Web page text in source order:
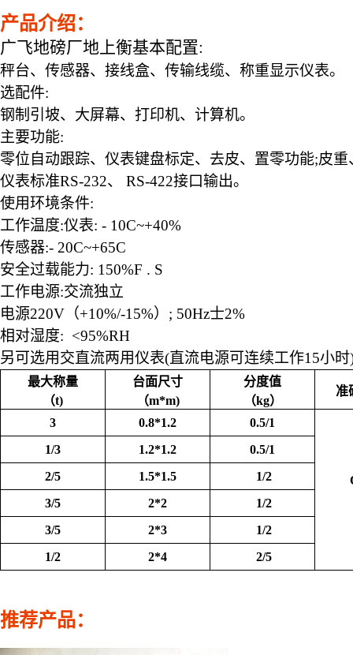
产品介绍：
广飞地磅厂地上衡基本配置:
秤台、传感器、接线盒、传输线缆、称重显示仪表。
选配件:
钢制引坡、大屏幕、打印机、计算机。
主要功能:
零位自动跟踪、仪表键盘标定、去皮、置零功能;皮重
仪表标准RS-232、 RS-422接口输出。
使用环境条件:
工作温度:仪表: - 10C~+40%
传感器:- 20C~+65C
安全过载能力: 150%F . S
工作电源:交流独立
电源220V （+10%/-15%） ; 50Hz士2%
相对湿度: <95%RH
另可选用交直流两用仪表(直流电源可连续工作15小时
最大称量
（t)
台面尺寸
（m*m)
分度值
（kg）
准
3 0.8*1.2 0.5/1
1/3 1.2*1.2
0.5/1
2/5
1.5*1.5
1/2
3/5
2*2
1/2
3/5
2*3
1/2
1/2
2*4 2/5
推荐产品：